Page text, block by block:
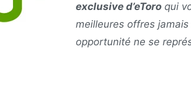
exclusive d’eToro qui
meilleures offres
opportunité ne se